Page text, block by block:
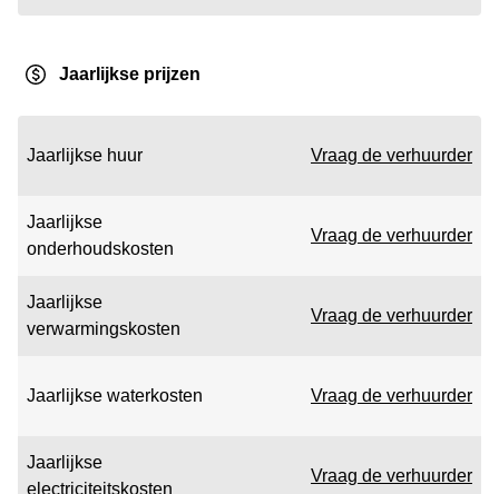
Jaarlijkse prijzen
Jaarlijkse huur Vraag de verhuurder
Jaarlijkse
onderhoudskosten
Vraag de verhuurder
Jaarlijkse
verwarmingskosten
Vraag de verhuurder
Jaarlijkse waterkosten Vraag de verhuurder
Jaarlijkse
electriciteitskosten
Vraag de verhuurder